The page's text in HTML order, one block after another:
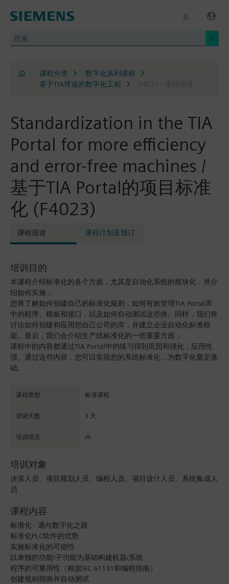
课程分类
数字化系列课程
基于TIA博途的数字化工程
F4023 - 课程描述
Standardization in the TIA
Portal for more efficiency
and error-free machines /
基于TIA Portal的项目标准
化 (F4023)
课程描述 课程计划及预订
培训目的
本课程介绍标准化的各个方面，尤其是自动化系统的模块化，并介
绍如何实施；
您将了解如何创建自己的标准化规则，如何有效管理TIA Portal库
中的程序、模板和接口，以及如何自动测试这些块。同样，我们将
讨论如何创建和应用您自己公司的库，并建立企业自动化标准框
架。最后，我们会介绍生产线标准化的一些重要方面；
课程中的内容都通过TIA Portal中的练习得到巩固和强化，应用性
强。通过这些内容，您可以实现您的系统标准化，为数字化奠定基
础。
课程类型 标准课程
培训天数 3 天
培训语言 zh
培训对象
决策人员、项目规划人员、编程人员、项目设计人员、系统集成人
员
课程内容
标准化 - 通向数字化之路
标准化PLC软件的优势
实施标准化的可能性
以单独的功能/子功能为基础构建机器/系统
程序的可重用性（根据IEC 61131和编程指南）
创建规则指南并自动测试